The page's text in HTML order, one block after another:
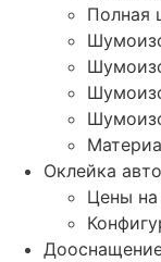
Полная
Оклейка
Цены на